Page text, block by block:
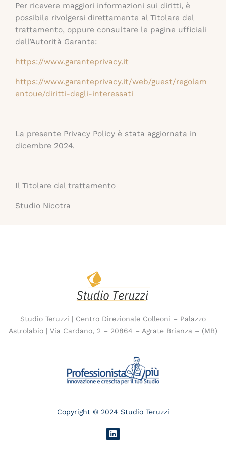
Per ricevere maggiori informazioni sui diritti, è
possibile rivolgersi direttamente al Titolare del
trattamento, oppure consultare le pagine ufficiali
dell’Autorità Garante:
https://www.garanteprivacy.it
https://www.garanteprivacy.it/web/guest/regolam
entoue/diritti-degli-interessati
La presente Privacy Policy è stata aggiornata in
dicembre 2024.
Il Titolare del trattamento
Studio Nicotra
Studio Teruzzi | Centro Direzionale Colleoni – Palazzo
Astrolabio | Via Cardano, 2 – 20864 – Agrate Brianza – (MB)
Copyright © 2024 Studio Teruzzi
L
i